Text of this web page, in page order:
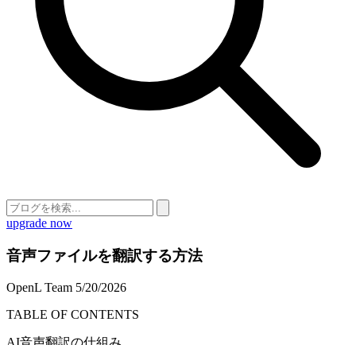
upgrade now
音声ファイルを翻訳する方法
OpenL Team 5/20/2026
TABLE OF CONTENTS